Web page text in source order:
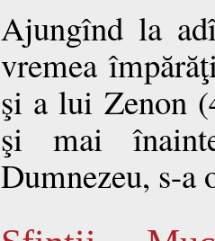
Ajungînd la
vremea
şi a lui Zenon
şi mai
Dumnezeu, s-a